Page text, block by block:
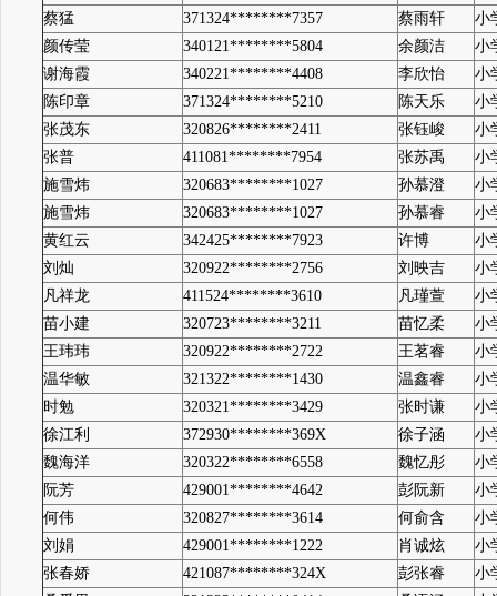
蔡猛
371324********7357 蔡雨轩
小
颜传莹
340121********5804 余颜洁
小
谢海霞
340221********4408 李欣怡
小
陈印章
371324********5210 陈天乐
小
张茂东
320826********2411 张钰峻
小
张普
411081********7954 张苏禹
小
施雪炜
320683********1027 孙慕澄
小
施雪炜
320683********1027 孙慕睿
小
黄红云
342425********7923 许博
小
刘灿
320922********2756 刘映吉
小
凡祥龙
411524********3610 凡瑾萱
小
苗小建
320723********3211 苗忆柔
小
王玮玮
320922********2722 王茗睿
小
温华敏
321322********1430 温鑫睿
小
时勉
320321********3429 张时谦
小
徐江利
372930********369X 徐子涵
小
魏海洋
320322********6558 魏忆彤
小
阮芳
429001********4642 彭阮新
小
何伟
320827********3614 何俞含
小
刘娟
429001********1222 肖诚炫
小
张春娇
421087********324X 彭张睿
小